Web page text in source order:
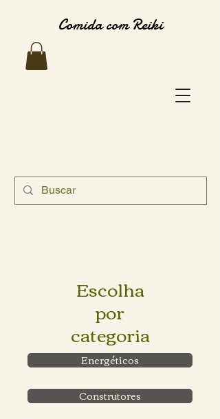
Comida com Reiki
Escolha
por
categoria
Energéticos
Construtores